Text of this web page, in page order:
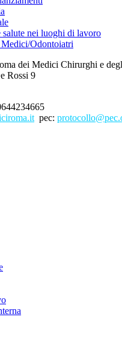
salute nei luoghi di lavoro
Odontoiatri
dei Medici Chirurghi e
Rossi 9
pec: